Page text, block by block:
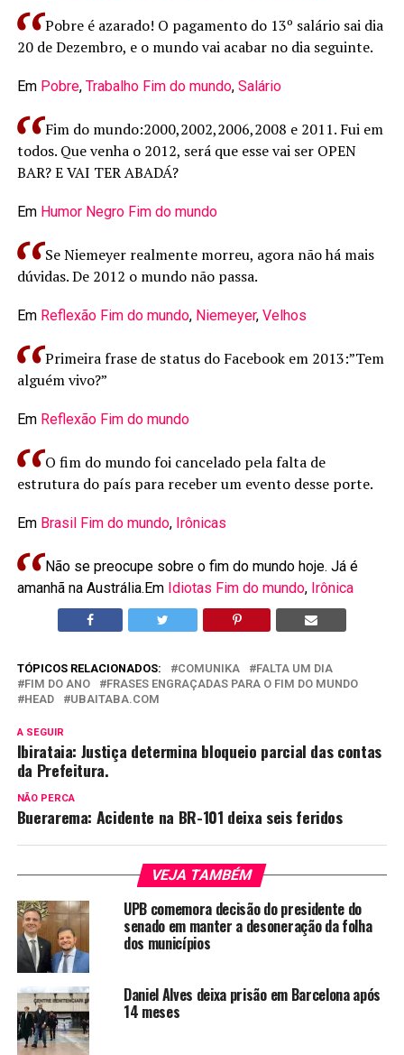
Pobre é azarado! O pagamento do 13º salário sai dia
20 de Dezembro, e o mundo vai acabar no dia seguinte.
Em Pobre, Trabalho Fim do mundo, Salário
Fim do mundo:2000,2002,2006,2008 e 2011. Fui em
todos. Que venha o 2012, será que esse vai ser OPEN
BAR? E VAI TER ABADÁ?
Em Humor Negro Fim do mundo
Se Niemeyer realmente morreu, agora não há mais
dúvidas. De 2012 o mundo não passa.
Em Reflexão Fim do mundo, Niemeyer, Velhos
Primeira frase de status do Facebook em 2013:”Tem
alguém vivo?”
Em Reflexão Fim do mundo
O fim do mundo foi cancelado pela falta de
estrutura do país para receber um evento desse porte.
Em Brasil Fim do mundo, Irônicas
Não se preocupe sobre o fim do mundo hoje. Já é
amanhã na Austrália.Em Idiotas Fim do mundo, Irônica
TÓPICOS RELACIONADOS: COMUNIKA
FALTA UM DIA
FIM DO ANO
FRASES ENGRAÇADAS PARA O FIM DO MUNDO
HEAD
UBAITABA.COM
A SEGUIR
Ibirataia: Justiça determina bloqueio parcial das contas
da Prefeitura.
NÃO PERCA
Buerarema: Acidente na BR-101 deixa seis feridos
VEJA TAMBÉM
UPB comemora decisão do presidente do
senado em manter a desoneração da folha
dos municípios
Daniel Alves deixa prisão em Barcelona após
14 meses